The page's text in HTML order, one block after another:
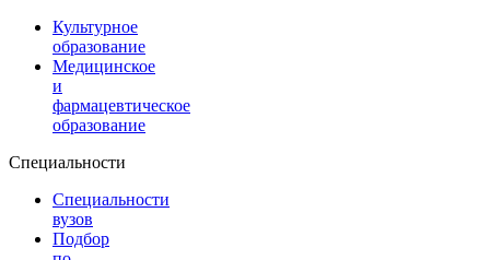
Культурное
образование
Медицинское
и
фармацевтическое
образование
Специальности
Специальности
вузов
Подбор